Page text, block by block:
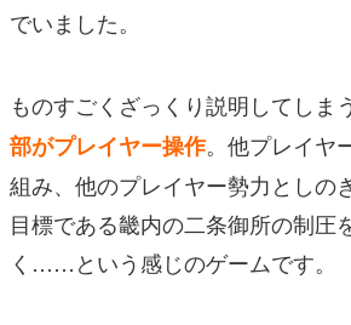
でいました。
ものすごくざっくり説明してしまう
部がプレイヤー操作。他プレイヤ
組み、他のプレイヤー勢力としの
目標である畿内の二条御所の制圧
く……という感じのゲームです。